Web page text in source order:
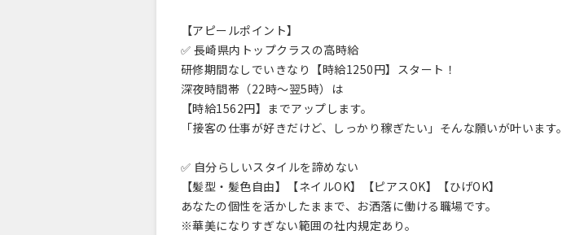
【アピールポイント】
✅ 長崎県内トップクラスの高時給
研修期間なしでいきなり【時給1250円】スタート！
深夜時間帯（22時～翌5時）は
【時給1562円】までアップします。
「接客の仕事が好きだけど、しっかり稼ぎたい」そんな願いが叶います。
✅ 自分らしいスタイルを諦めない
【髪型・髪色自由】【ネイルOK】【ピアスOK】【ひげOK】
あなたの個性を活かしたままで、お洒落に働ける職場です。
※華美になりすぎない範囲の社内規定あり。